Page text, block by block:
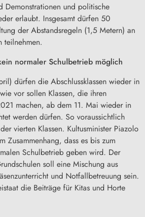
Demonstrationen und politische
erlaubt. Insgesamt dürfen 50
der Abstandsregeln (1,5 Metern) an
teilnehmen.
normaler Schulbetrieb möglich
dürfen die Abschlussklassen wieder in
vor sollen Klassen, die ihren
machen, ab dem 11. Mai wieder in
werden dürfen. So voraussichtlich
vierten Klassen. Kultusminister Piazolo
Zusammenhang, dass es bis zum
Schulbetrieb geben wird. Der
soll eine Mischung aus
und Notfallbetreuung sein.
die Beiträge für Kitas und Horte